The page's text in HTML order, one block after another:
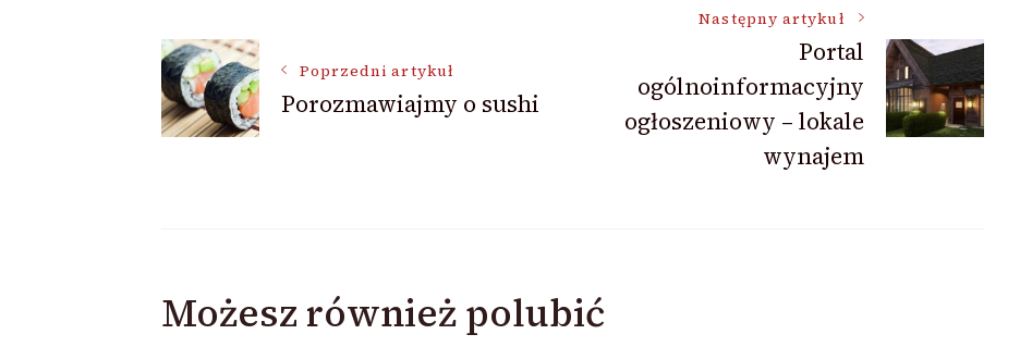
Nawigacja
wpisu
Poprzedni artykuł
Porozmawiajmy o sushi
Następny artykuł
Portal
ogólnoinformacyjny
ogłoszeniowy – lokale
wynajem
Możesz również polubić